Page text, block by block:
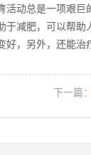
动总是一项艰
减肥，可以帮助
好，另外，还
下一篇：